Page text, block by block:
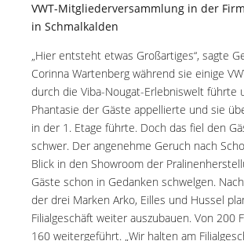
VWT-Mitgliederversammlung in der
in Schmalkalden
„Hier entsteht etwas Großartiges“, sagte
Corinna Wartenberg während sie einige
durch die Viba-Nougat-Erlebniswelt führte
Phantasie der Gäste appellierte und sie
in der 1. Etage führte. Doch das fiel den
schwer. Der angenehme Geruch nach
Blick in den Showroom der
Gäste schon in Gedanken schwelgen.
der drei Marken Arko, Eilles und Hussel
Filialgeschäft weiter auszubauen. Von 200
160 weitergeführt. „Wir halten am